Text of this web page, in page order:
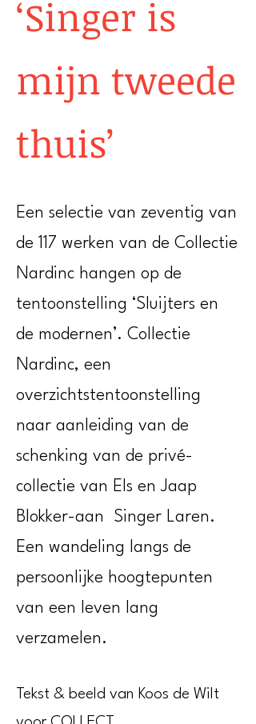
‘Singer is
mijn tweede
thuis’
Een selectie van zeventig van
de 117 werken van de Collectie
Nardinc hangen op de
tentoonstelling ‘Sluijters en
de modernen’. Collectie
Nardinc, een
overzichtstentoonstelling
naar aanleiding van de
schenking van de privé-
collectie van Els en Jaap
Blokker-aan Singer Laren.
Een wandeling langs de
persoonlijke hoogtepunten
van een leven lang
verzamelen.
Tekst & beeld van Koos de Wilt